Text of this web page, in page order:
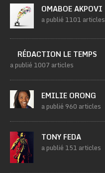
OMABOE AKPOVI
a publié 1101 articles
RÉDACTION LE TEMPS
a publié 1007 articles
EMILIE ORONG
a publié 960 articles
TONY FEDA
a publié 151 articles